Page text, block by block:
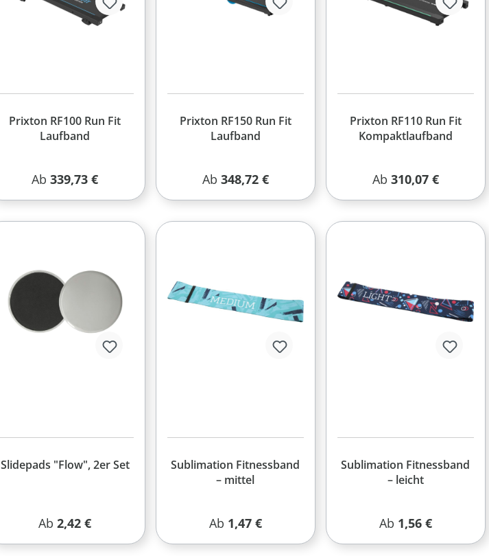
Prixton RF100 Run Fit
Laufband
Regulärer Preis:
Ab339,73 €
Prixton RF150 Run Fit
Laufband
Regulärer Preis:
Ab 348,72 €
Prixton RF110 Run Fit
Kompaktlaufband
Regulärer Preis:
Ab 310,07 €
Slidepads "Flow", 2er Set
Regulärer Preis:
Ab2,42 €
Sublimation Fitnessband
– mittel
Regulärer Preis:
Ab 1,47 €
Sublimation Fitnessband
– leicht
Regulärer Preis:
Ab 1,56 €